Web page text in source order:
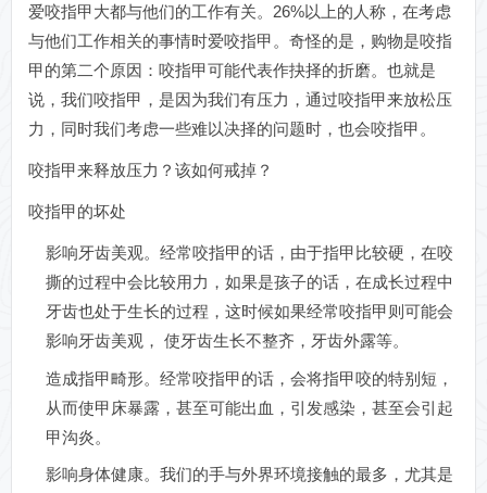
爱咬指甲大都与他们的工作有关。26%以上的人称，在考虑
与他们工作相关的事情时爱咬指甲。奇怪的是，购物是咬指
甲的第二个原因：咬指甲可能代表作抉择的折磨。也就是
说，我们咬指甲，是因为我们有压力，通过咬指甲来放松压
力，同时我们考虑一些难以决择的问题时，也会咬指甲。
咬指甲来释放压力？该如何戒掉？
咬指甲的坏处
影响牙齿美观。经常咬指甲的话，由于指甲比较硬，在咬
撕的过程中会比较用力，如果是孩子的话，在成长过程中
牙齿也处于生长的过程，这时候如果经常咬指甲则可能会
影响牙齿美观， 使牙齿生长不整齐，牙齿外露等。
造成指甲畸形。经常咬指甲的话，会将指甲咬的特别短，
从而使甲床暴露，甚至可能出血，引发感染，甚至会引起
甲沟炎。
影响身体健康。我们的手与外界环境接触的最多，尤其是